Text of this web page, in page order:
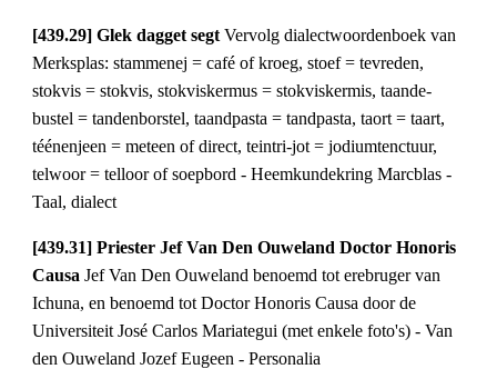
[439.29] Glek dagget segt Vervolg dialectwoordenboek van
Merksplas: stammenej = café of kroeg, stoef = tevreden,
stokvis = stokvis, stokviskermus = stokviskermis, taande-
bustel = tandenborstel, taandpasta = tandpasta, taort = taart,
téénenjeen = meteen of direct, teintri-jot = jodiumtenctuur,
telwoor = telloor of soepbord - Heemkundekring Marcblas -
Taal, dialect
[439.31] Priester Jef Van Den Ouweland Doctor Honoris
Causa Jef Van Den Ouweland benoemd tot erebruger van
Ichuna, en benoemd tot Doctor Honoris Causa door de
Universiteit José Carlos Mariategui (met enkele foto's) - Van
den Ouweland Jozef Eugeen - Personalia